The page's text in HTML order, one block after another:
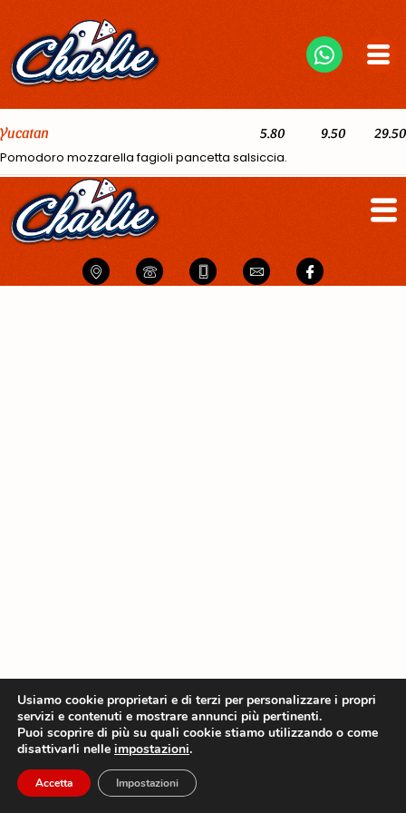
Yucatan 5.80 9.50 29.50
Pomodoro mozzarella fagioli pancetta salsiccia.
Usiamo cookie proprietari e di terzi per personalizzare i propri
servizi e contenuti e mostrare annunci più pertinenti.
Puoi scoprire di più su quali cookie stiamo utilizzando o come
disattivarli nelle impostazioni.
Accetta Impostazioni